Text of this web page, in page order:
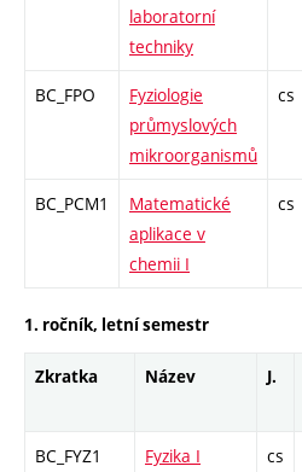
laboratorní
techniky
BC_FPO
Fyziologie
průmyslových
mikroorganismů
cs
BC_PCM1
Matematické
aplikace v
chemii I
cs
1. ročník, letní semestr
Zkratka Název J.
BC_FYZ1 Fyzika I cs